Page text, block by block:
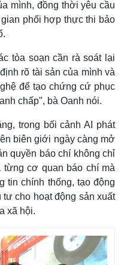
nghệ
Sành điệu
Tin Công nghệ
Trải nghiệm
mình, đồng thời yêu cầu
phối hợp thực thi bảo
tòa soạn cần rà soát lại
rõ tài sản của mình và
để tạo chứng cứ phục
chấp", bà Oanh nói.
trong bối cảnh AI phát
biên giới ngày càng mở
quyền báo chí không chỉ
từng cơ quan báo chí mà
tin chính thống, tạo động
tư cho hoạt động sản xuất
xã hội.